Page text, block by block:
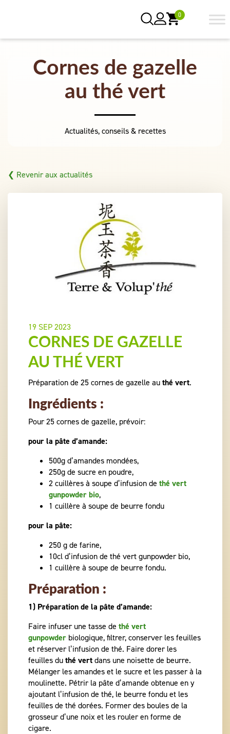
0
Cornes de gazelle
au thé vert
Actualités, conseils & recettes
❮ Revenir aux actualités
19 SEP 2023
CORNES DE GAZELLE
AU THÉ VERT
Préparation de 25 cornes de gazelle authé vert.
Ingrédients :
Pour 25 cornes de gazelle, prévoir:
pour la pâte d’amande:
500g d’amandes mondées,
250g de sucre en poudre,
2 cuillères à soupe d’infusion de thé vert
gunpowder bio,
1 cuillère à soupe de beurre fondu
pour la pâte:
250 g de farine,
10cl d’infusion de thé vert gunpowder bio,
1 cuillère à soupe de beurre fondu.
Préparation :
1) Préparation de la pâte d’amande:
Faire infuser une tasse de thé vert
gunpowder biologique, filtrer, conserver les feuilles
et réserver l’infusion de thé. Faire dorer les
feuilles duthé vertdans une noisette de beurre.
Mélanger les amandes et le sucre et les passer à la
moulinette. Pétrir la pâte d’amande obtenue en y
ajoutant l’infusion de thé, le beurre fondu et les
feuilles de thé dorées. Former des boules de la
grosseur d’une noix et les rouler en forme de
cigare.